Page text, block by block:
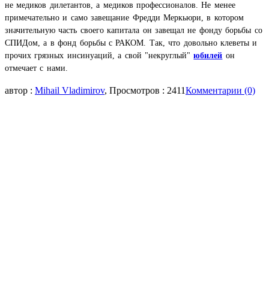
не медиков дилетантов, а медиков профессионалов. Не менее
примечательно и само завещание Фредди Меркьюри, в котором
значительную часть своего капитала он завещал не фонду борьбы со
СПИДом, а в фонд борьбы с РАКОМ. Так, что довольно клеветы и
прочих грязных инсинуаций, а свой "некруглый"юбилей он
отмечает с нами.
автор : Mihail Vladimirov, Просмотров : 2411Комментарии (0)